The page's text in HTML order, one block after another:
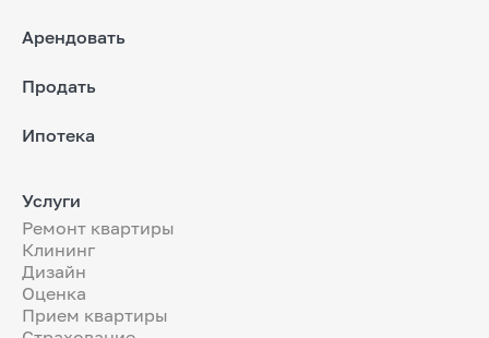
Арендовать
Продать
Ипотека
Услуги
Ремонт квартиры
Клининг
Дизайн
Оценка
Прием квартиры